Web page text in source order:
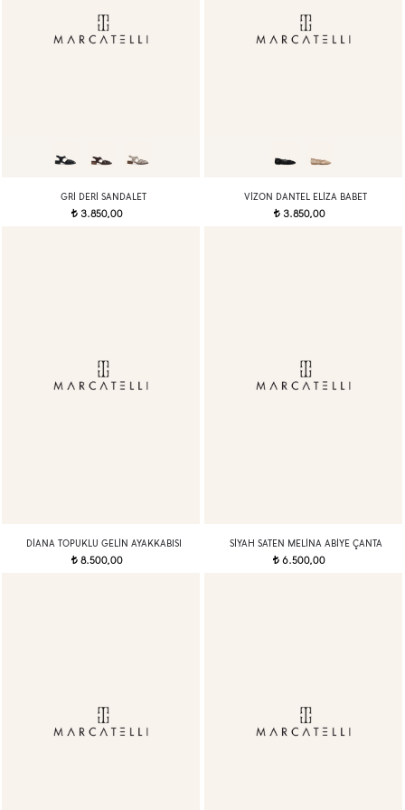
GRI DERI SANDALET
t 3.850,00
VIZON DANTEL ELIZA BABET
t3.850,00
DIANA TOPUKLU GELIN AYAKKABISI
t 8.500,00
SIYAH SATEN MELINA ABIYE ÇANTA
t 6.500,00